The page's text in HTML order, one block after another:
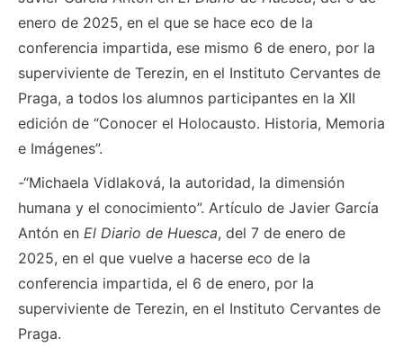
enero de 2025, en el que se hace eco de la
conferencia impartida, ese mismo 6 de enero, por la
superviviente de Terezin, en el Instituto Cervantes de
Praga, a todos los alumnos participantes en la XII
edición de “Conocer el Holocausto. Historia, Memoria
e Imágenes”.
-“Michaela Vidlaková, la autoridad, la dimensión
humana y el conocimiento”. Artículo de Javier García
Antón en El Diario de Huesca, del 7 de enero de
2025, en el que vuelve a hacerse eco de la
conferencia impartida, el 6 de enero, por la
superviviente de Terezin, en el Instituto Cervantes de
Praga.